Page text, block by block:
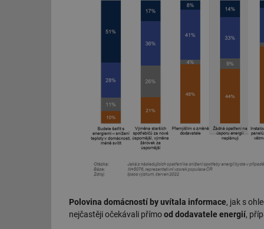
Polovina domácností by uvítala informace, jak s
nejčastěji očekávali přímood dodavatele energií,